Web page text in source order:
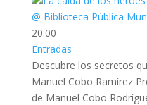
20:00
Entradas
Descubre los secretos
Manuel Cobo Ramírez
de Manuel Cobo